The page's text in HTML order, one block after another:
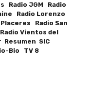
Radio JGM Radio
Radio Lorenzo
Radio San
Vientos del
Resumen SIC
Bio TV 8